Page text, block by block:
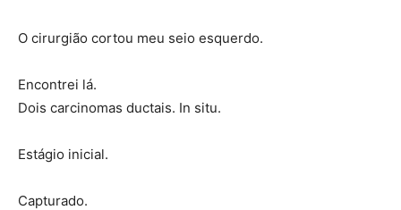
O cirurgião cortou meu seio esquerdo.
Encontrei lá.
Dois carcinomas ductais. In situ.
Estágio inicial.
Capturado.